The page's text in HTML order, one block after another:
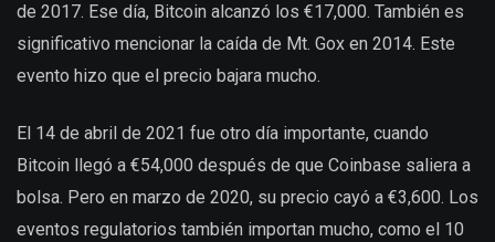
de 2017. Ese día, Bitcoin alcanzó los €17,000. También es
significativo mencionar la caída de Mt. Gox en 2014. Este
evento hizo que el precio bajara mucho.
El 14 de abril de 2021 fue otro día importante, cuando
Bitcoin llegó a €54,000 después de que Coinbase saliera a
bolsa. Pero en marzo de 2020, su precio cayó a €3,600. Los
eventos regulatorios también importan mucho, como el 10